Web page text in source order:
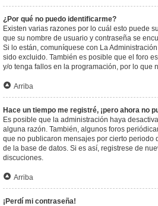
¿Por qué no puedo identificarme?
Existen varias razones por lo cuál esto puede
que su nombre de usuario y contraseña se
Si lo están, comuníquese con La
sido excluido. También es posible que el foro
y/o tenga fallos en la programación, por lo que
Arriba
Hace un tiempo me registré, ¡pero ahora no
Es posible que la administración haya
alguna razón. También, algunos foros
que no publicaron mensajes por cierto periodo
de la base de datos. Si es así, registrese de
discuciones.
Arriba
¡Perdí mi contraseña!